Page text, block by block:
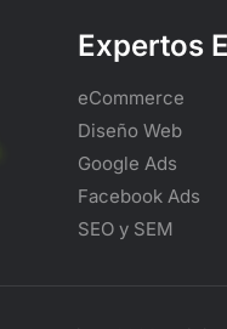
Expertos
eCommerce
Diseño Web
Google Ads
Facebook Ads
SEO y SEM